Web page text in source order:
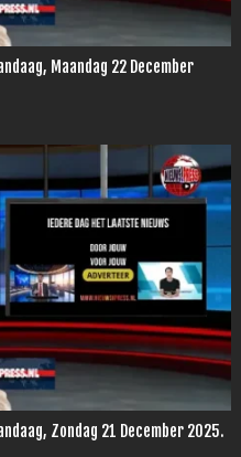
Maandag 22 December
Zondag 21 December 2025.